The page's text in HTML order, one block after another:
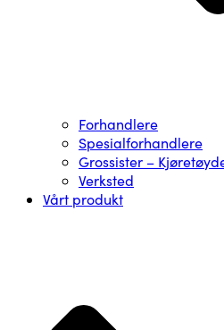
Forhandlere
Spesialforhandlere
Grossister –
Verksted
Vårt produkt